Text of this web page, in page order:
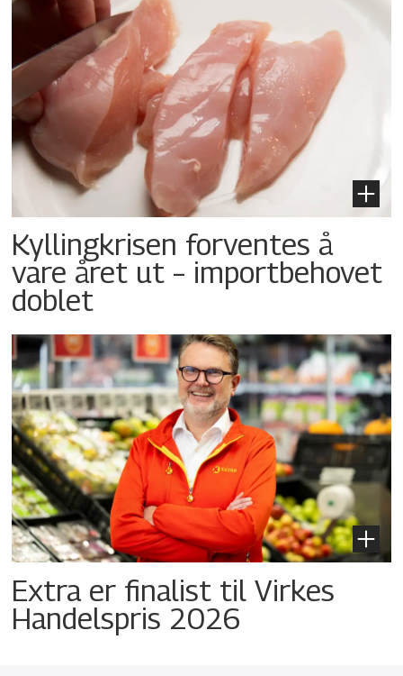
Kyllingkrisen forventes å
vare året ut – importbehovet
doblet
Extra er finalist til Virkes
Handelspris 2026